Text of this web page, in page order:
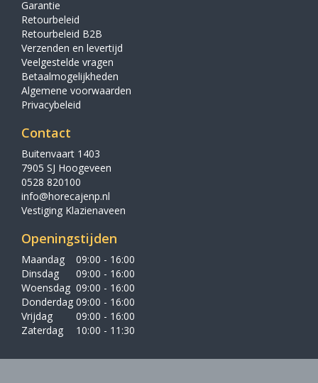
Garantie
Retourbeleid
Retourbeleid B2B
Verzenden en levertijd
Veelgestelde vragen
Betaalmogelijkheden
Algemene voorwaarden
Privacybeleid
Contact
Buitenvaart 1403
7905 SJ Hoogeveen
0528 820100
info@horecajenp.nl
Vestiging Klazienaveen
Openingstijden
Maandag
09:00 - 16:00
Dinsdag
09:00 - 16:00
Woensdag 09:00 - 16:00
Donderdag 09:00 - 16:00
Vrijdag
09:00 - 16:00
Zaterdag
10:00 - 11:30